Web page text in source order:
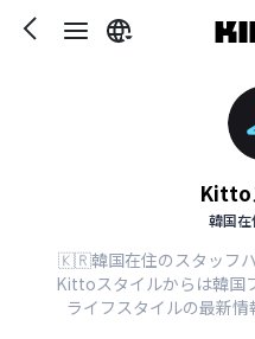
Kitto
韓国在
🇰🇷韓国在住のスタッフハ
Kittoスタイルからは韓国
ライフスタイルの最新